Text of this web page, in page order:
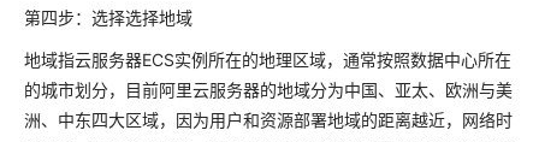
第四步：选择选择地域
地域指云服务器ECS实例所在的地理区域，通常按照数据中心所在
的城市划分，目前阿里云服务器的地域分为中国、亚太、欧洲与美
洲、中东四大区域，因为用户和资源部署地域的距离越近，网络时